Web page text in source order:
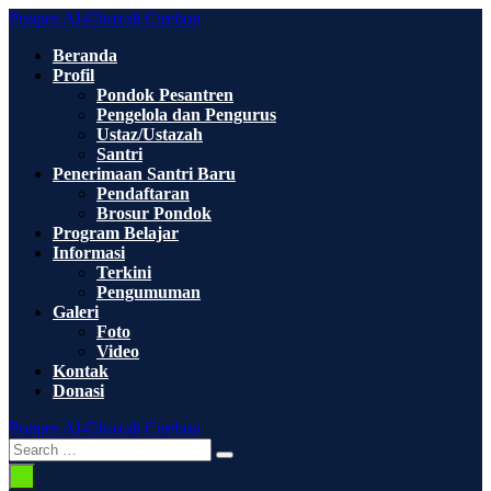
Skip
content
Ponpes Al-Ghozali Cirebon
Beranda
Profil
Pondok Pesantren
Pengelola dan Pengurus
Ustaz/Ustazah
Santri
Penerimaan Santri Baru
Pendaftaran
Brosur Pondok
Program Belajar
Informasi
Terkini
Pengumuman
Galeri
Foto
Video
Kontak
Donasi
Ponpes Al-Ghozali Cirebon
Search
Toggle
Search
for: